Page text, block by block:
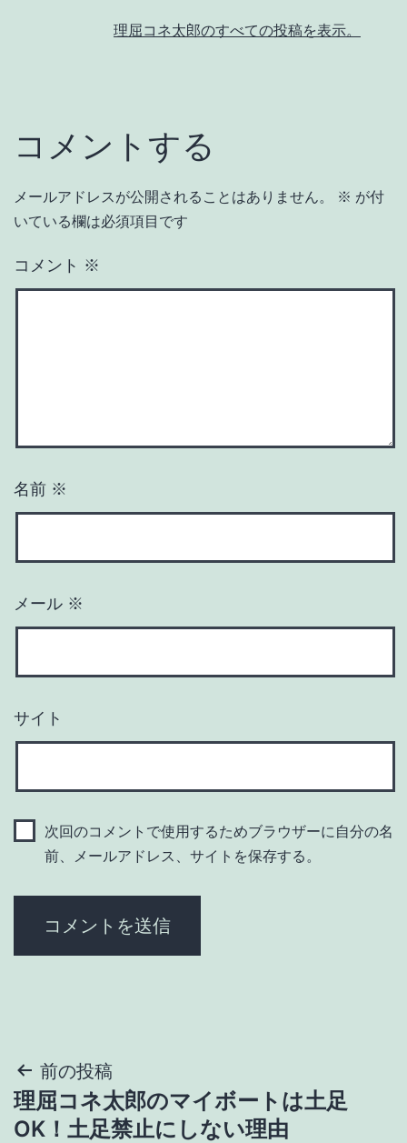
理屈コネ太郎のすべての投稿を表示。
コメントする
メールアドレスが公開されることはありません。 ※ が付
いている欄は必須項目です
コメント ※
名前 ※
メール ※
サイト
次回のコメントで使用するためブラウザーに自分の名
前、メールアドレス、サイトを保存する。
投
稿
前の投稿
理屈コネ太郎のマイボートは土足
OK！土足禁止にしない理由